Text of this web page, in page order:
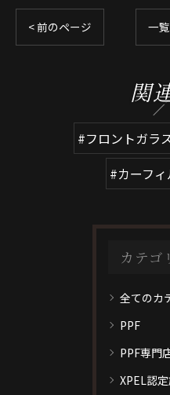
< 前のページ 一
関
#フロントガラ
#カーフ
カテゴ
全てのカ
PPF
PPF専門
XPEL認